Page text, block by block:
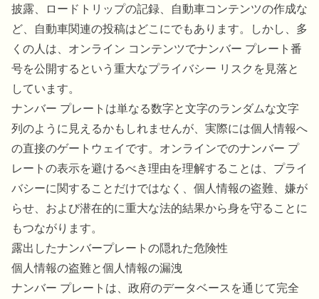
披露、ロードトリップの記録、自動車コンテンツの作成な
ど、自動車関連の投稿はどこにでもあります。しかし、多
くの人は、オンライン コンテンツでナンバー プレート番
号を公開するという重大なプライバシー リスクを見落と
しています。
ナンバー プレートは単なる数字と文字のランダムな文字
列のように見えるかもしれませんが、実際には個人情報へ
の直接のゲートウェイです。オンラインでのナンバー プ
レートの表示を避けるべき理由を理解することは、プライ
バシーに関することだけではなく、個人情報の盗難、嫌が
らせ、および潜在的に重大な法的結果から身を守ることに
もつながります。
露出したナンバープレートの隠れた危険性
個人情報の盗難と個人情報の漏洩
ナンバー プレートは、政府のデータベースを通じて完全